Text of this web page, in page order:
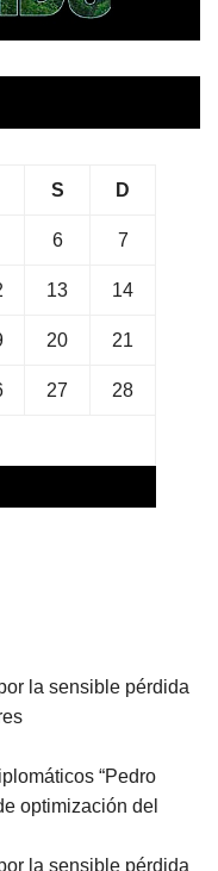
S D
6 7
13 14
20 21
27 28
la sensible pérdida
“Pedro
optimización del
la sensible pérdida